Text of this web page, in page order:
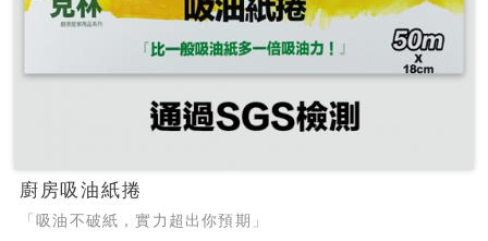
廚房吸油紙捲
「吸油不破紙，實力超出你預期」